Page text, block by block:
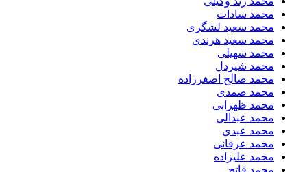
محمد سادات
محمد سعید لشگری
محمد سعید هرندی
محمد سهیلی
​محمد شیردل
محمد صالح اصغرزاده
محمد صمدی
محمد ظهرابی
محمد عبدالی
محمد عبدی
محمد عرفانی
محمد علیزاده
محمد فاتح